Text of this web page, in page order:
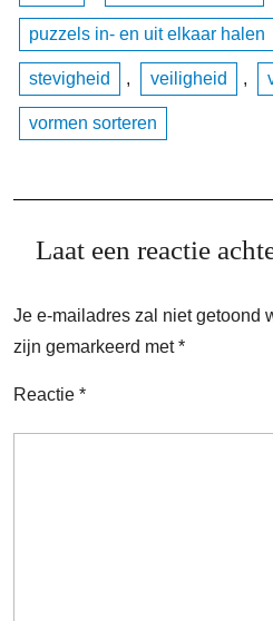
puzzels in- en uit elkaar halen
stevigheid , veiligheid ,
vormen sorteren
Laat een reactie
Je e-mailadres zal niet getoond
zijn gemarkeerd met*
Reactie *